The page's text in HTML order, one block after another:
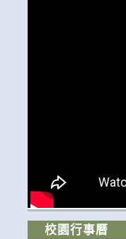
校園行事曆